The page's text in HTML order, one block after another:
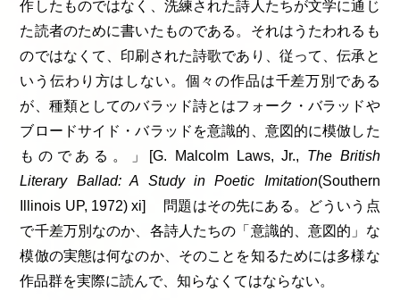
作したものではなく、洗練された詩人たちが文学に通じ
た読者のために書いたものである。それはうたわれるも
のではなくて、印刷された詩歌であり、従って、伝承と
いう伝わり方はしない。個々の作品は千差万別である
が、種類としてのバラッド詩とはフォーク・バラッドや
ブロードサイド・バラッドを意識的、意図的に模倣した
ものである。」[G. Malcolm Laws, Jr., The British
Literary Ballad: A Study in Poetic Imitation(Southern
Illinois UP, 1972) xi] 問題はその先にある。どういう点
で千差万別なのか、各詩人たちの「意識的、意図的」な
模倣の実態は何なのか、そのことを知るためには多様な
作品群を実際に読んで、知らなくてはならない。